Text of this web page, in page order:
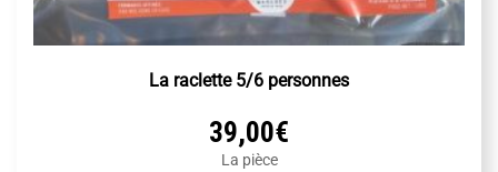
La raclette 5/6 personnes
39,00€
La pièce